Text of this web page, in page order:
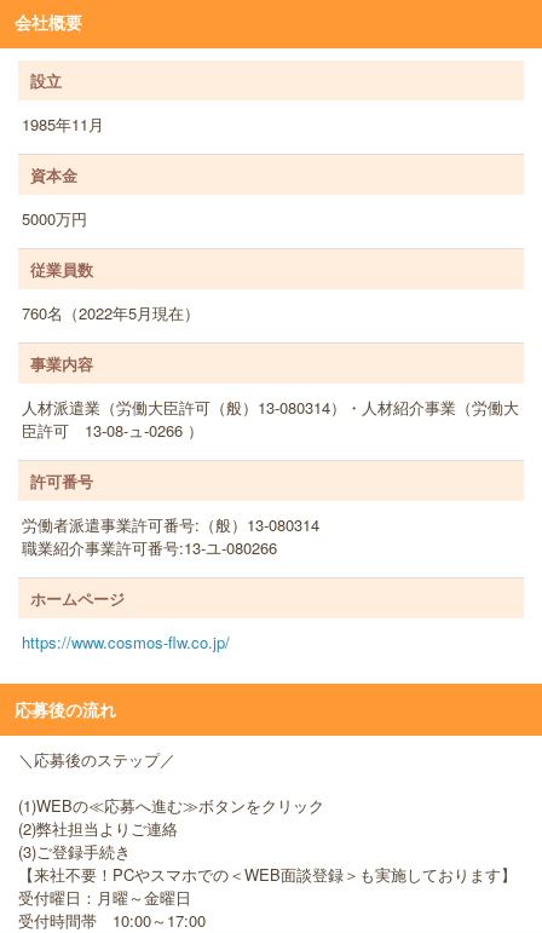
会社概要
設立
1985年11月
資本金
5000万円
従業員数
760名（2022年5月現在）
事業内容
人材派遣業（労働大臣許可（般）13-080314）・人材紹介事業（労働大
臣許可 13-08-ュ-0266 ）
許可番号
労働者派遣事業許可番号:（般）13-080314
職業紹介事業許可番号:13-ユ-080266
ホームページ
https://www.cosmos-flw.co.jp/
応募後の流れ
＼応募後のステップ／
(1)WEBの≪応募へ進む≫ボタンをクリック
(2)弊社担当よりご連絡
(3)ご登録手続き
【来社不要！PCやスマホでの＜WEB面談登録＞も実施しております】
受付曜日：月曜～金曜日
受付時間帯 10:00～17:00